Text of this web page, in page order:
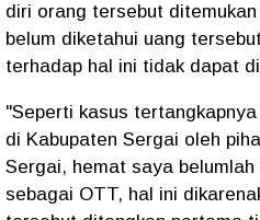
diri orang tersebut
belum diketahui uang
terhadap hal ini tidak dapat
"Seperti kasus
di Kabupaten Sergai oleh
Sergai, hemat saya
sebagai OTT, hal ini